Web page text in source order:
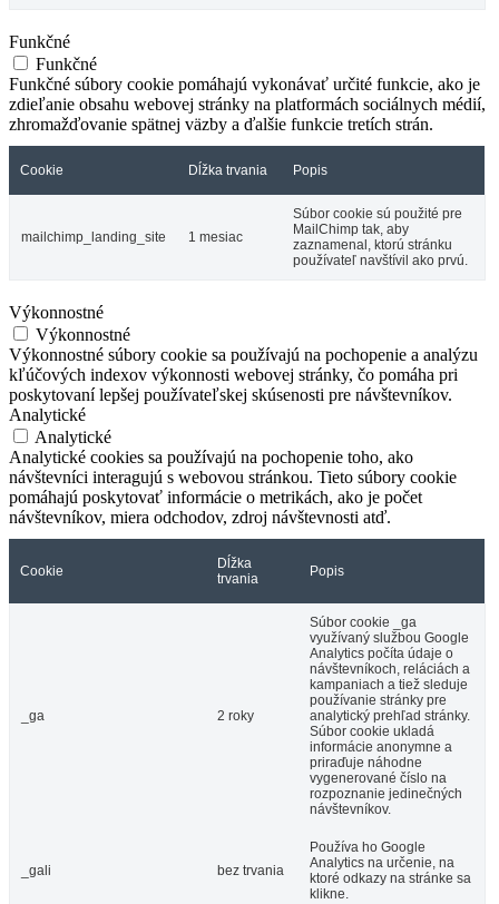
Funkčné
Funkčné
Funkčné súbory cookie pomáhajú vykonávať určité funkcie, ako je
zdieľanie obsahu webovej stránky na platformách sociálnych médií,
zhromažďovanie spätnej väzby a ďalšie funkcie tretích strán.
Cookie Dĺžka trvania Popis
mailchimp_landing_site 1 mesiac
Súbor cookie sú použité pre
MailChimp tak, aby
zaznamenal, ktorú stránku
používateľ navštívil ako prvú.
Výkonnostné
Výkonnostné
Výkonnostné súbory cookie sa používajú na pochopenie a analýzu
kľúčových indexov výkonnosti webovej stránky, čo pomáha pri
poskytovaní lepšej používateľskej skúsenosti pre návštevníkov.
Analytické
Analytické
Analytické cookies sa používajú na pochopenie toho, ako
návštevníci interagujú s webovou stránkou. Tieto súbory cookie
pomáhajú poskytovať informácie o metrikách, ako je počet
návštevníkov, miera odchodov, zdroj návštevnosti atď.
Cookie
Dĺžka
trvania
Popis
_ga 2 roky
Súbor cookie _ga
využívaný službou Google
Analytics počíta údaje o
návštevníkoch, reláciách a
kampaniach a tiež sleduje
používanie stránky pre
analytický prehľad stránky.
Súbor cookie ukladá
informácie anonymne a
priraďuje náhodne
vygenerované číslo na
rozpoznanie jedinečných
návštevníkov.
_gali bez trvania
Používa ho Google
Analytics na určenie, na
ktoré odkazy na stránke sa
klikne.